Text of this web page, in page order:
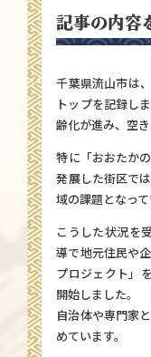
記事の内容
千葉県流山市は
トップを記録し
齢化が進み、空
特に「おおたか
発展した街区で
域の課題となって
こうした状況を
導で地元住民や
プロジェクト」
開始しました。
自治体や専門家
めています。